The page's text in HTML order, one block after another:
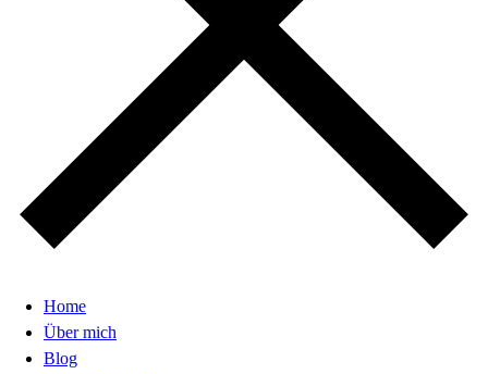
Home
Über mich
Blog